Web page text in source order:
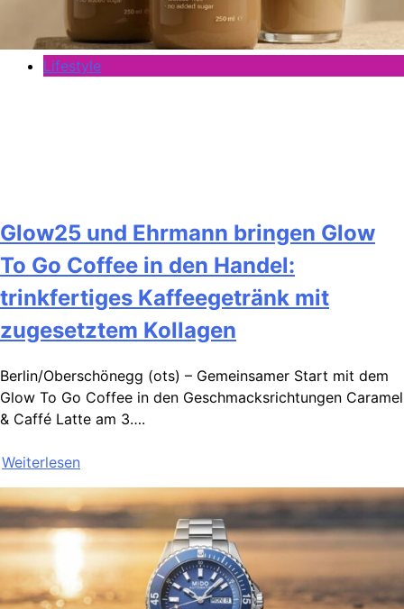
Lifestyle
Glow25 und Ehrmann bringen Glow
To Go Coffee in den Handel:
trinkfertiges Kaffeegetränk mit
zugesetztem Kollagen
Berlin/Oberschönegg (ots) – Gemeinsamer Start mit dem
Glow To Go Coffee in den Geschmacksrichtungen Caramel
& Caffé Latte am 3….
Weiterlesen